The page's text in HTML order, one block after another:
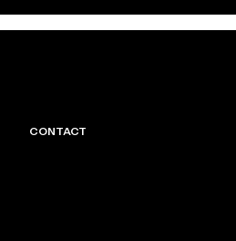
CONTACT